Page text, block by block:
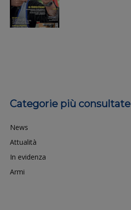
Categorie più consultate
News
Attualità
In evidenza
Armi